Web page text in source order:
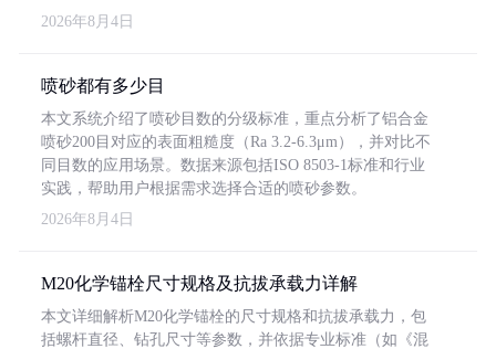
2026年8月4日
喷砂都有多少目
本文系统介绍了喷砂目数的分级标准，重点分析了铝合金
喷砂200目对应的表面粗糙度（Ra 3.2-6.3μm），并对比不
同目数的应用场景。数据来源包括ISO 8503-1标准和行业
实践，帮助用户根据需求选择合适的喷砂参数。
2026年8月4日
M20化学锚栓尺寸规格及抗拔承载力详解
本文详细解析M20化学锚栓的尺寸规格和抗拔承载力，包
括螺杆直径、钻孔尺寸等参数，并依据专业标准（如《混